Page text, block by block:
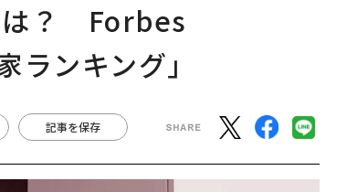
は？ Forbes
ンキング」
記事を保存